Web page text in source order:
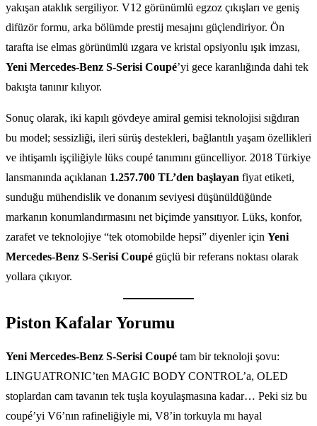
yakışan ataklık sergiliyor. V12 görünümlü egzoz çıkışları ve geniş
difüzör formu, arka bölümde prestij mesajını güçlendiriyor. Ön
tarafta ise elmas görünümlü ızgara ve kristal opsiyonlu ışık imzası,
Yeni Mercedes-Benz S-Serisi Coupé’yi gece karanlığında dahi tek
bakışta tanınır kılıyor.
Sonuç olarak, iki kapılı gövdeye amiral gemisi teknolojisi sığdıran
bu model; sessizliği, ileri sürüş destekleri, bağlantılı yaşam özellikleri
ve ihtişamlı işçiliğiyle lüks coupé tanımını güncelliyor. 2018 Türkiye
lansmanında açıklanan 1.257.700 TL’den başlayan fiyat etiketi,
sunduğu mühendislik ve donanım seviyesi düşünüldüğünde
markanın konumlandırmasını net biçimde yansıtıyor. Lüks, konfor,
zarafet ve teknolojiye “tek otomobilde hepsi” diyenler için Yeni
Mercedes-Benz S-Serisi Coupé güçlü bir referans noktası olarak
yollara çıkıyor.
Piston Kafalar Yorumu
Yeni Mercedes-Benz S-Serisi Coupé tam bir teknoloji şovu:
LINGUATRONIC’ten MAGIC BODY CONTROL’a, OLED
stoplardan cam tavanın tek tuşla koyulaşmasına kadar… Peki siz bu
coupé’yi V6’nın rafineliğiyle mi, V8’in torkuyla mı hayal